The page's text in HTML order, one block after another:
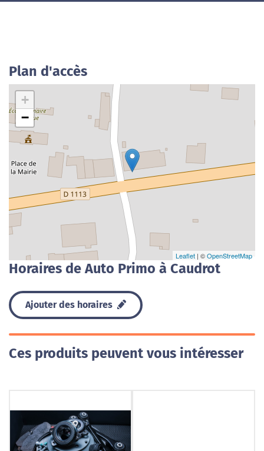
Plan d'accès
+
−
Leaflet | ©OpenStreetMap
Horaires de Auto Primo à Caudrot
Ajouter des horaires
Ces produits peuvent vous intéresser